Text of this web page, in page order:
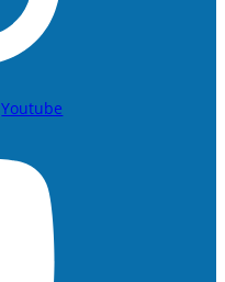
Youtube